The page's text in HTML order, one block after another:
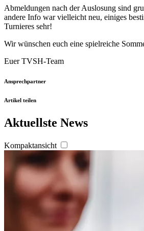
Abmeldungen nach der Auslosung sind
andere Info war vielleicht neu, einiges
Turnieres sehr!
Wir wünschen euch eine spielreiche
Euer TVSH-Team
Ansprechpartner
Artikel teilen
Aktuellste News
Kompaktansicht